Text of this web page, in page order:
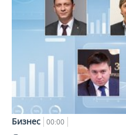
Бизнес 00:00